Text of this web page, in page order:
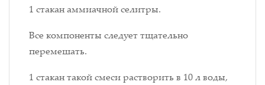
1 стакан аммиачной селитры.
Все компоненты следует тщательно
перемешать.
1 стакан такой смеси растворить в 10 л воды,